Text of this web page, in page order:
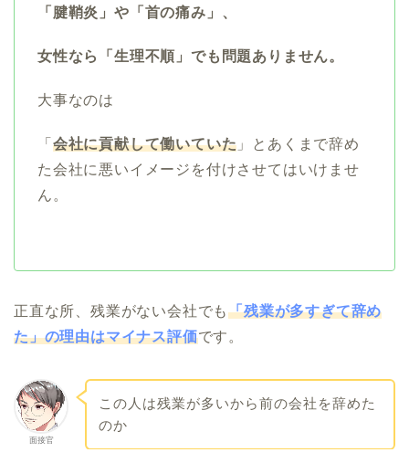
「腱鞘炎」や「首の痛み」、
女性なら「生理不順」でも問題ありません。
大事なのは
「 会社に貢献して働いていた 」とあくまで辞め
た会社に悪いイメージを付けさせてはいけませ
ん。
正直な所、残業がない会社でも「残業が多すぎて辞め
た」の理由はマイナス評価です。
面接官
この人は残業が多いから前の会社を辞めた
のか